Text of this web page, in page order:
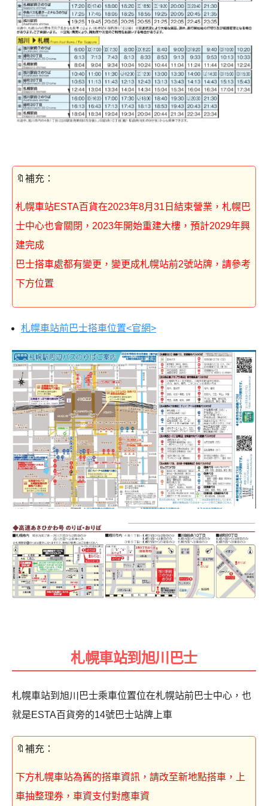
札幌車站ESTA百貨在2023年8月31日結束營業，札幌巴
士中心也會關閉，2023年開始重建大樓，預計2029年興
建完成
巴士搭車處都有變更，變更成札幌站前2號站牌，請參考
下方位置
札幌車站前巴士搭車位置<官網>
札幌車站到旭川巴士
札幌車站到旭川巴士乘車位置位在札幌站前巴士中心，也
就是ESTA百貨旁的14號巴士站牌上車
下方札幌車站為舊的搭車資訊，請改至新地點搭車，上
車抽整理券，車資支付對應車資